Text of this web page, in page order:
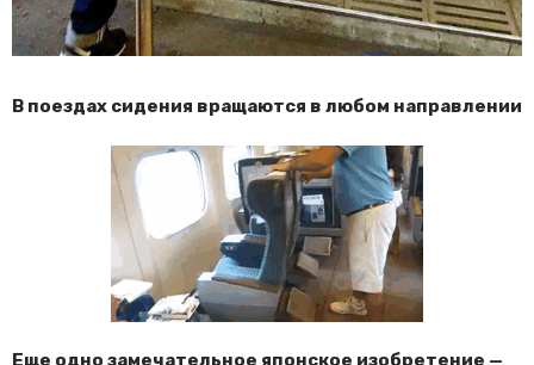
В поездах сидения вращаются в любом направлении
Еще одно замечательное японское изобретение —